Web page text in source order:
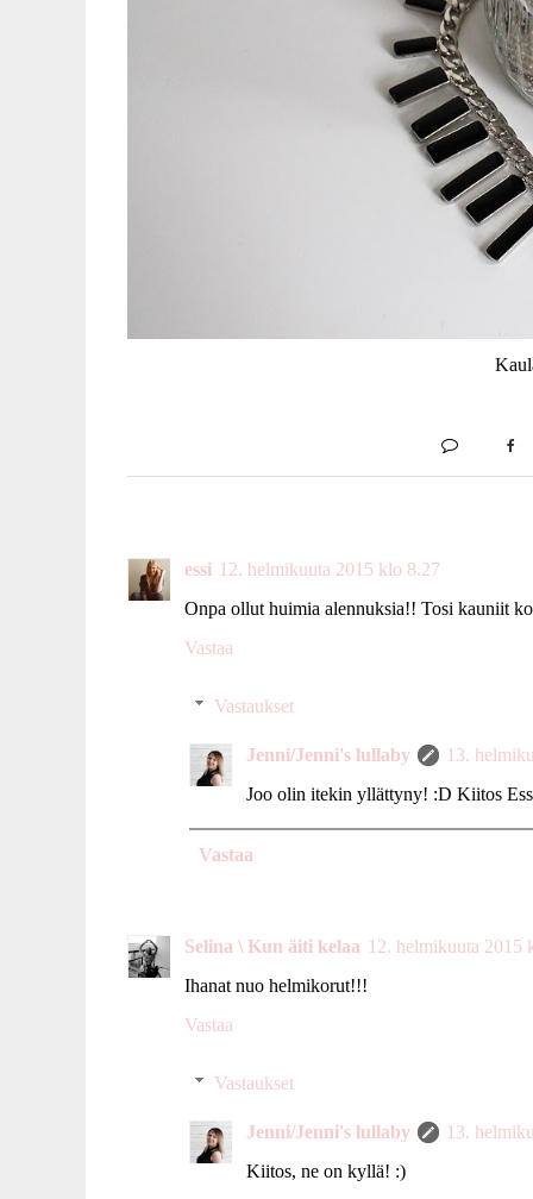
essi 12. helmikuuta 2015 klo 8.27
Onpa ollut huimia alennuksia!! Tosi kauniit
Vastaa
Vastaukset
Jenni/Jenni's lullaby
13.
Joo olin itekin yllättyny! :D Kiitos
Vastaa
Selina \ Kun äiti kelaa 12. helmikuuta 2015
Ihanat nuo helmikorut!!!
Vastaa
Vastaukset
Jenni/Jenni's lullaby
13.
Kiitos, ne on kyllä! :)